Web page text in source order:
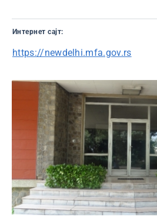
Интернет сајт:
https://newdelhi.mfa.gov.rs